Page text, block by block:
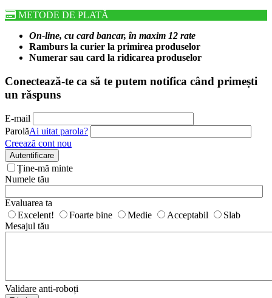
METODE DE PLATĂ
On-line, cu card bancar, în maxim 12 rate
Ramburs la curier la primirea produselor
Numerar sau card la ridicarea produselor
Conectează-te ca să te putem notifica când primești
un răspuns
E-mail
ParolăAi uitat parola?
Creează cont nou
Autentificare
Ține-mă minte
Numele tău
Evaluarea ta
Excelent!
Foarte bine Medie Acceptabil
Slab
Mesajul tău
Validare anti-roboți